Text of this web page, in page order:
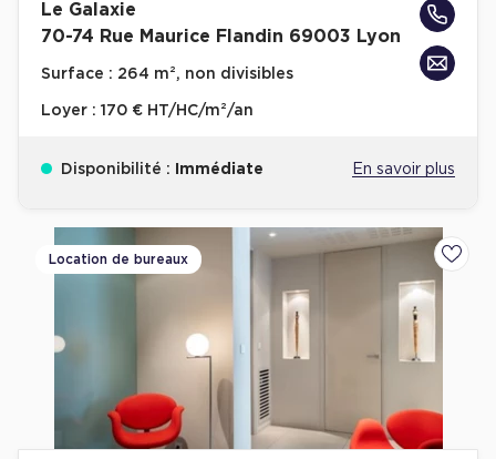
Le Galaxie
70-74 Rue Maurice Flandin 69003 Lyon
Surface : 264 m², non divisibles
Loyer : 170 € HT/HC/m²/an
Disponibilité : Immédiate En savoir plus
Location de bureaux